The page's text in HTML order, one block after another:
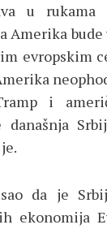
u
Amerika
evropskim
i
da je
ekonomija